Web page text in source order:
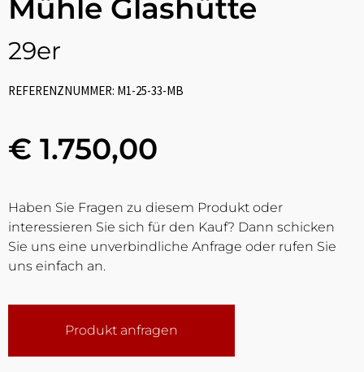
Mühle Glashütte
29er
REFERENZNUMMER: M1-25-33-MB
€ 1.750,00
Haben Sie Fragen zu diesem Produkt oder
interessieren Sie sich für den Kauf? Dann schicken
Sie uns eine unverbindliche Anfrage oder rufen Sie
uns einfach an.
Produkt anfragen